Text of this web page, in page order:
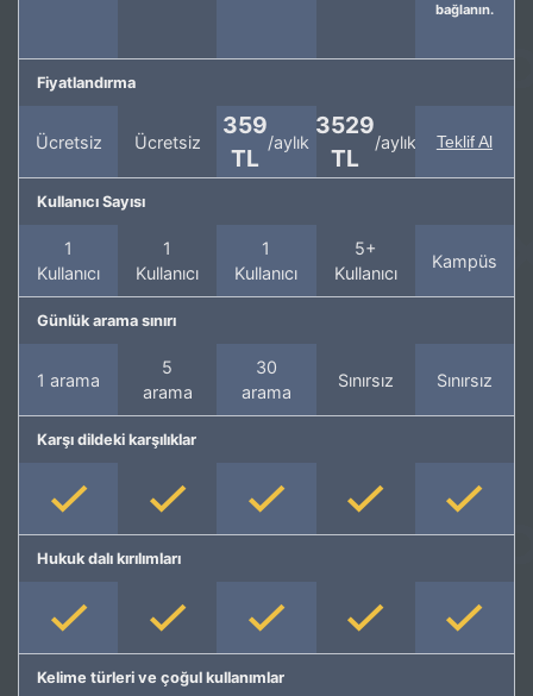
bağlanın.
Fiyatlandırma
Ücretsiz Ücretsiz
359
TL
/aylık
3529
TL
/aylık Teklif Al
Kullanıcı Sayısı
1
Kullanıcı
1
Kullanıcı
1
Kullanıcı
5+
Kullanıcı
Kampüs
Günlük arama sınırı
1 arama
5
arama
30
arama
Sınırsız Sınırsız
Karşı dildeki karşılıklar
Hukuk dalı kırılımları
Kelime türleri ve çoğul kullanımlar